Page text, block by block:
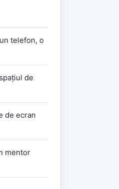
telefon, o
de
de ecran
mentor